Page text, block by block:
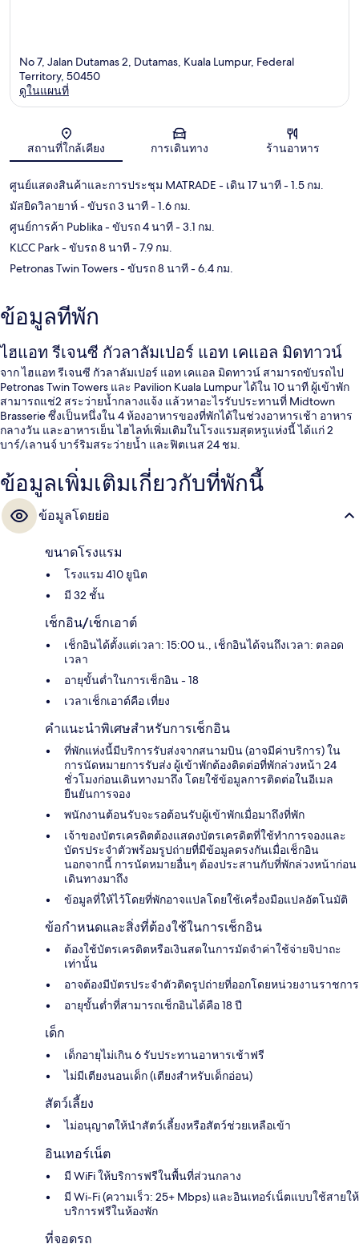
แผนที่
No 7, Jalan Dutamas 2, Dutamas, Kuala Lumpur, Federal
Territory, 50450
ดูในแผนที่
สถานที่ใกล้เคียง การเดินทาง ร้านอาหาร
ศูนย์แสดงสินค้าและการประชุม MATRADE - เดิน 17 นาที- 1.5 กม.
มัสยิดวิลายาห์- ขับรถ 3 นาที- 1.6 กม.
ศูนย์การค้า Publika- ขับรถ 4 นาที- 3.1 กม.
KLCC Park- ขับรถ 8 นาที- 7.9 กม.
Petronas Twin Towers- ขับรถ 8 นาที- 6.4 กม.
ข้อมูลที่พัก
ไฮแอท รีเจนซี กัวลาลัมเปอร์ แอท เคแอล มิดทาวน์
จาก ไฮแอท รีเจนซี กัวลาลัมเปอร์ แอท เคแอล มิดทาวน์ สามารถขับรถไป
Petronas Twin Towers และ Pavilion Kuala Lumpur ได้ใน 10 นาที ผู้เข้าพัก
สามารถแช่2 สระว่ายน้ำกลางแจ้ง แล้วหาอะไรรับประทานที่ Midtown
Brasserie ซึ่งเป็นหนึ่งใน 4 ห้องอาหารของที่พักได้ในช่วงอาหารเช้า อาหาร
กลางวัน และอาหารเย็น ไฮไลท์เพิ่มเติมในโรงแรมสุดหรูแห่งนี้ ได้แก่ 2
บาร์/เลานจ์ บาร์ริมสระว่ายน้ำ และฟิตเนส 24 ชม.
ข้อมูลเพิ่มเติมเกี่ยวกับที่พักนี้
ข้อมูลโดยย่อ
ขนาดโรงแรม
โรงแรม 410 ยูนิต
มี 32 ชั้น
เช็กอิน/เช็กเอาต์
เช็กอินได้ตั้งแต่เวลา: 15:00 น., เช็กอินได้จนถึงเวลา: ตลอด
เวลา
อายุขั้นต่ำในการเช็กอิน - 18
เวลาเช็กเอาต์คือ เที่ยง
คำแนะนำพิเศษสำหรับการเช็กอิน
ที่พักแห่งนี้มีบริการรับส่งจากสนามบิน (อาจมีค่าบริการ) ใน
การนัดหมายการรับส่ง ผู้เข้าพักต้องติดต่อที่พักล่วงหน้า 24
ชั่วโมงก่อนเดินทางมาถึง โดยใช้ข้อมูลการติดต่อในอีเมล
ยืนยันการจอง
พนักงานต้อนรับจะรอต้อนรับผู้เข้าพักเมื่อมาถึงที่พัก
เจ้าของบัตรเครดิตต้องแสดงบัตรเครดิตที่ใช้ทำกา​รจองและ
บัตรประจำตัวพร้อมรูปถ่ายที่มีข้อมูลตรงกันเมื่อเช็กอิ​น
นอกจากนี้ การนัดหมายอื่นๆ ต้องประสานกับที่พักล่วงหน้าก่อน
เดินทางมาถึง
ข้อมูลที่ให้ไว้โดยที่พักอาจแปลโดยใช้เครื่องมือแปลอัตโนมัติ
ข้อกำหนดและสิ่งที่ต้องใช้ในการเช็กอิน
ต้องใช้บัตรเครดิตหรือเงินสดในการมัดจำค่าใช้จ่ายจิปาถะ
เท่านั้น
อาจต้องมีบัตรประจำตัวติดรูปถ่ายที่ออกโดยหน่วยงานราชการ
อายุขั้นต่ำที่สามารถเช็กอินได้คือ 18 ปี
เด็ก
เด็กอายุไม่เกิน 6 รับประทานอาหารเช้าฟรี
ไม่มีเตียงนอนเด็ก (เตียงสำหรับเด็กอ่อน)
สัตว์เลี้ยง
ไม่อนุญาตให้นำสัตว์เลี้ยงหรือสัตว์ช่วยเหลือเข้า
อินเทอร์เน็ต
มี WiFi ให้บริการฟรีในพื้นที่ส่วนกลาง
มี Wi-Fi (ความเร็ว: 25+ Mbps) และอินเทอร์เน็ตแบบใช้สายให้
บริการฟรีในห้องพัก
ที่จอดรถ